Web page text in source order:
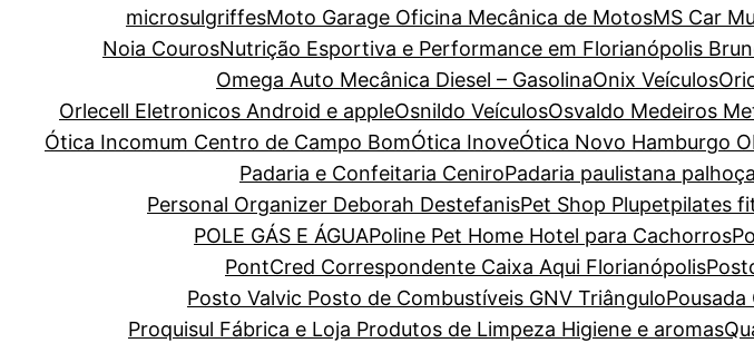
microsulgriffesMoto Garage Oficina Mecânica de MotosMS Car
Noia CourosNutrição Esportiva e Performance em Florianópolis
Omega Auto Mecânica Diesel – GasolinaOnix Veículos
Orlecell Eletronicos Android e appleOsnildo VeículosOsvaldo Medeiros
Ótica Incomum Centro de Campo BomÓtica InoveÓtica Novo Hamburgo
Padaria e Confeitaria CeniroPadaria paulistana palhoça
Personal Organizer Deborah DestefanisPet Shop Plupetpilates
POLE GÁS E ÁGUAPoline Pet Home Hotel para Cachorros
PontCred Correspondente Caixa Aqui Florianópolis
Posto Valvic Posto de Combustíveis GNV TriânguloPousada
Proquisul Fábrica e Loja Produtos de Limpeza Higiene e aromas